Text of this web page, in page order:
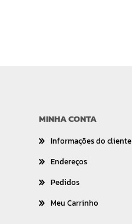
MINHA CONTA
Informações do cliente
Endereços
Pedidos
Meu Carrinho